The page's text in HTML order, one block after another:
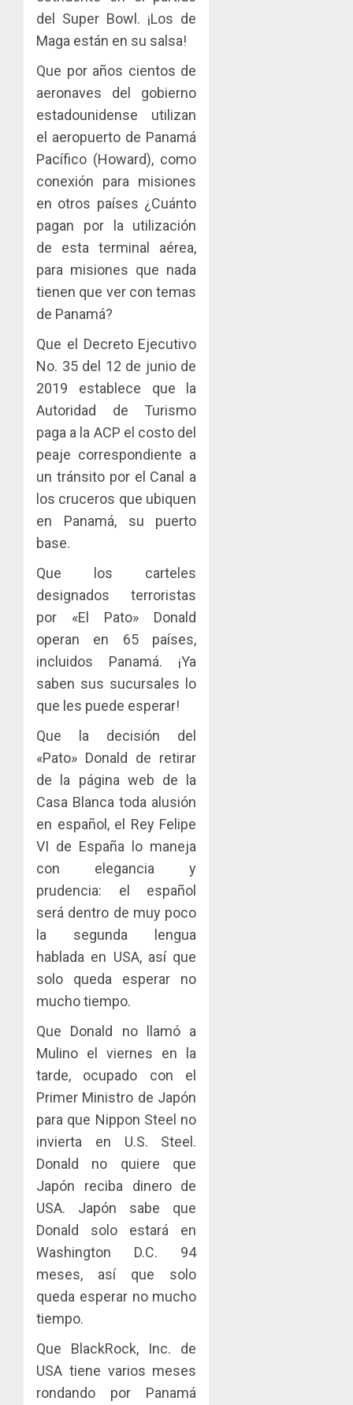
del Super Bowl. ¡Los de
Maga están en su salsa!
Que por años cientos de
aeronaves del gobierno
estadounidense utilizan
el aeropuerto de Panamá
Pacífico (Howard), como
conexión para misiones
en otros países ¿Cuánto
pagan por la utilización
de esta terminal aérea,
para misiones que nada
tienen que ver con temas
de Panamá?
Que el Decreto Ejecutivo
No. 35 del 12 de junio de
2019 establece que la
Autoridad de Turismo
paga a la ACP el costo del
peaje correspondiente a
un tránsito por el Canal a
los cruceros que ubiquen
en Panamá, su puerto
base.
Que los carteles
designados terroristas
por «El Pato» Donald
operan en 65 países,
incluidos Panamá. ¡Ya
saben sus sucursales lo
que les puede esperar!
Que la decisión del
«Pato» Donald de retirar
de la página web de la
Casa Blanca toda alusión
en español, el Rey Felipe
VI de España lo maneja
con elegancia y
prudencia: el español
será dentro de muy poco
la segunda lengua
hablada en USA, así que
solo queda esperar no
mucho tiempo.
Que Donald no llamó a
Mulino el viernes en la
tarde, ocupado con el
Primer Ministro de Japón
para que Nippon Steel no
invierta en U.S. Steel.
Donald no quiere que
Japón reciba dinero de
USA. Japón sabe que
Donald solo estará en
Washington D.C. 94
meses, así que solo
queda esperar no mucho
tiempo.
Que BlackRock, Inc. de
USA tiene varios meses
rondando por Panamá